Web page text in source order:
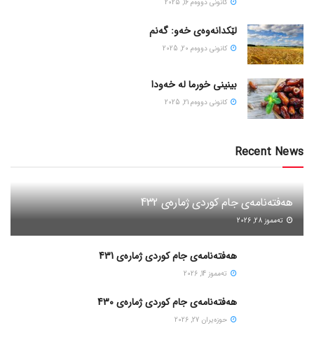
كانونی دووه‌م 16, 2025
لێکدانەوەی خەو: گەنم
كانونی دووه‌م 20, 2025
بینینی خورما لە خەودا
كانونی دووه‌م 21, 2025
Recent News
هەفتەنامەی جام کوردی ژمارەی 432
ته‌مموز 28, 2026
هەفتەنامەی جام کوردی ژمارەی 431
ته‌مموز 14, 2026
هەفتەنامەی جام کوردی ژمارەی 430
حوزه‌یران 27, 2026